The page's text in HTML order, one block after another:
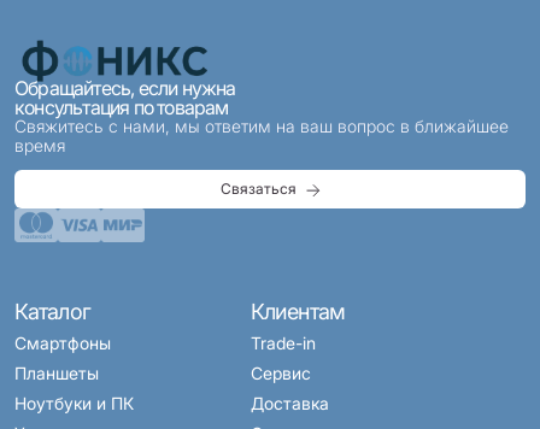
Обращайтесь, если нужна
консультация по товарам
Свяжитесь с нами, мы ответим на ваш вопрос в ближайшее
время
Связаться
Каталог
Смартфоны
Планшеты
Ноутбуки и ПК
Клиентам
Trade-in
Сервис
Доставка